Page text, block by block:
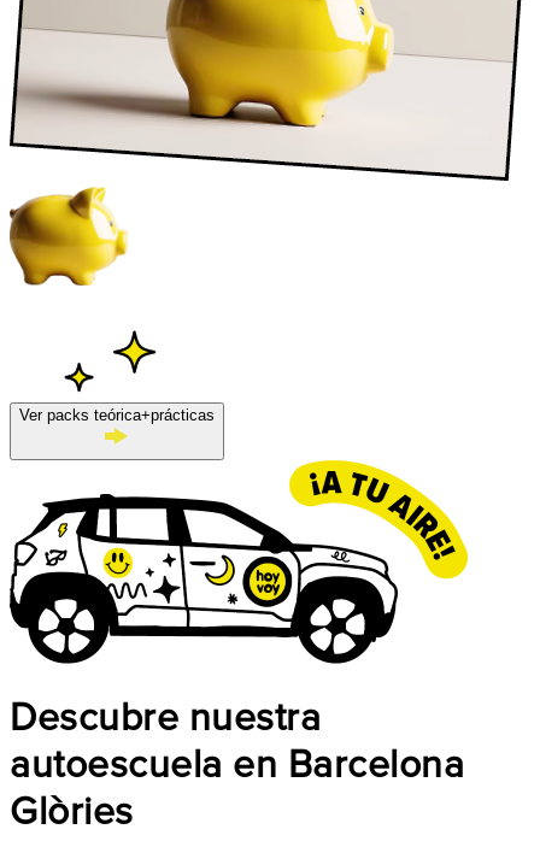
Ver packs teórica+prácticas
Descubre nuestra
autoescuela en Barcelona
Glòries